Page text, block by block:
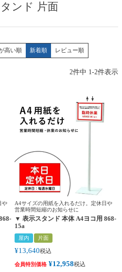
ンド 片面
高い順 新着順 レビュー順
2件中 1-2件表示
や
A4サイズの用紙を入れるだけ。定休日や
営業時間短縮のお知らせに
▼ 表示スタンド 本体 A4ヨコ用 868-
15a
屋内 片面
¥13,640税込
会員特別価格 ¥12,958税込